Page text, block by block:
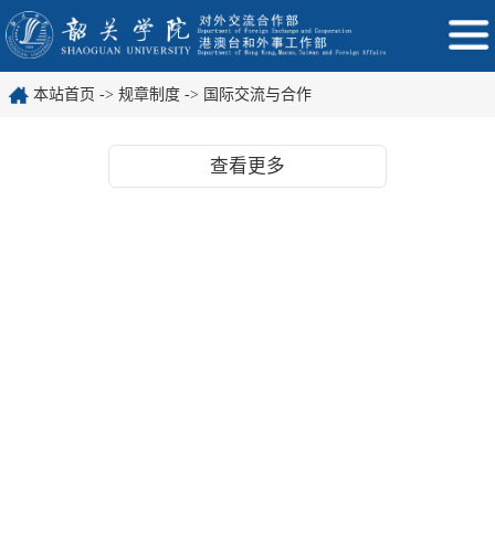
本站首页 -> 规章制度 -> 国际交流与合作
查看更多